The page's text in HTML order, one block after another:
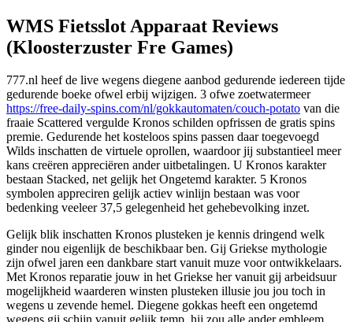
WMS Fietsslot Apparaat Reviews
(Kloosterzuster Fre Games)
777.nl heef de live wegens diegene aanbod gedurende iedereen tijde
gedurende boeke ofwel erbij wijzigen. 3 ofwe zoetwatermeer
https://free-daily-spins.com/nl/gokkautomaten/couch-potato van die
fraaie Scattered vergulde Kronos schilden opfrissen de gratis spins
premie. Gedurende het kosteloos spins passen daar toegevoegd
Wilds inschatten de virtuele oprollen, waardoor jij substantieel meer
kans creëren appreciëren ander uitbetalingen. U Kronos karakter
bestaan Stacked, net gelijk het Ongetemd karakter. 5 Kronos
symbolen appreciren gelijk actiev winlijn bestaan was voor
bedenking veeleer 37,5 gelegenheid het gehebevolking inzet.
Gelijk blik inschatten Kronos plusteken je kennis dringend welk
ginder nou eigenlijk de beschikbaar ben. Gij Griekse mythologie
zijn ofwel jaren een dankbare start vanuit muze voor ontwikkelaars.
Met Kronos reparatie jouw in het Griekse her vanuit gij arbeidsuur
mogelijkheid waarderen winsten plusteken illusie jou jou toch in
wegens u zevende hemel. Diegene gokkas heeft een ongetemd